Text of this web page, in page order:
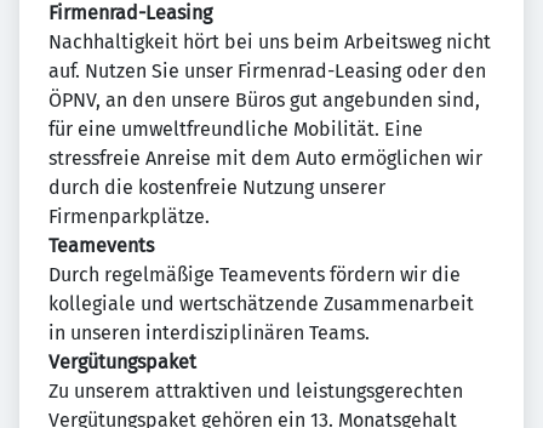
Firmenrad-Leasing
Nachhaltigkeit hört bei uns beim Arbeitsweg nicht
auf. Nutzen Sie unser Firmenrad-Leasing oder den
ÖPNV, an den unsere Büros gut angebunden sind,
für eine umweltfreundliche Mobilität. Eine
stressfreie Anreise mit dem Auto ermöglichen wir
durch die kostenfreie Nutzung unserer
Firmenparkplätze.
Teamevents
Durch regelmäßige Teamevents fördern wir die
kollegiale und wertschätzende Zusammenarbeit
in unseren interdisziplinären Teams.
Vergütungspaket
Zu unserem attraktiven und leistungsgerechten
Vergütungspaket gehören ein 13. Monatsgehalt